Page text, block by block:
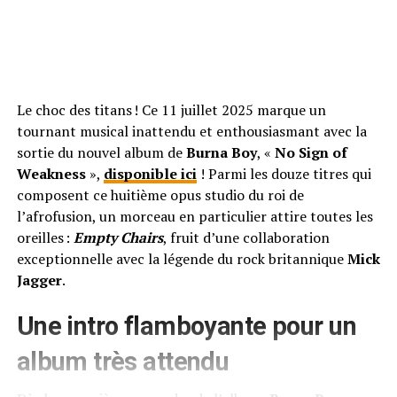
Le choc des titans ! Ce 11 juillet 2025 marque un
tournant musical inattendu et enthousiasmant avec la
sortie du nouvel album deBurna Boy, « No Sign of
Weakness», disponible ici! Parmi les douze titres qui
composent ce huitième opus studio du roi de
l’afrofusion, un morceau en particulier attire toutes les
oreilles : Empty Chairs, fruit d’une collaboration
exceptionnelle avec la légende du rock britanniqueMick
Jagger.
Une intro flamboyante pour un
album très attendu